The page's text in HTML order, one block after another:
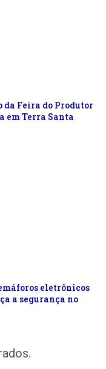
da Feira do Produtor
em Terra Santa
eletrônicos
a segurança no